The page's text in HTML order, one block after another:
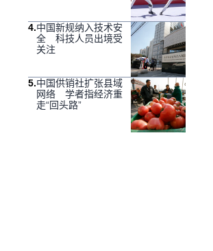
4.中国新规纳入技术安
全 科技人员出境受
关注
5.中国供销社扩张县域
网络 学者指经济重
走“回头路”